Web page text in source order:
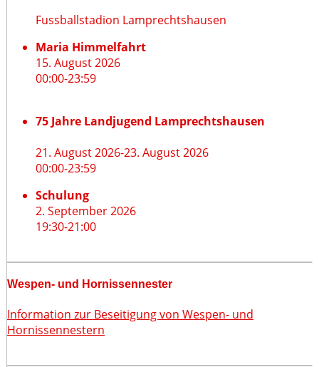
Fussballstadion Lamprechtshausen
Maria Himmelfahrt
15. August 2026
00:00-23:59
75 Jahre Landjugend Lamprechtshausen
21. August 2026-23. August 2026
00:00-23:59
Schulung
2. September 2026
19:30-21:00
Wespen- und Hornissennester
Information zur Beseitigung von Wespen- und
Hornissennestern